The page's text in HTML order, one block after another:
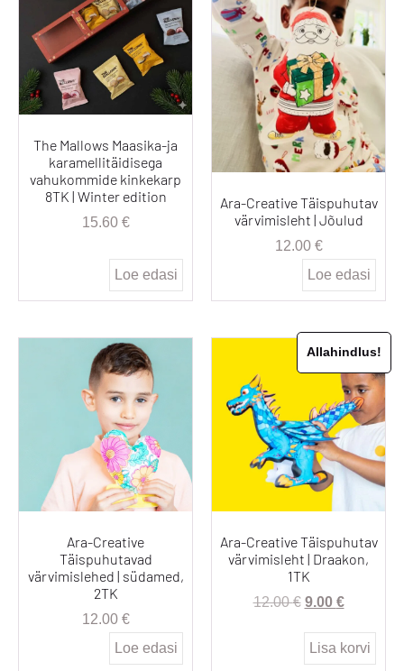
The Mallows Maasika-ja
karamellitäidisega
vahukommide kinkekarp
8TK | Winter edition
15.60 €
Loe edasi
Ara-Creative Täispuhutav
värvimisleht | Jõulud
12.00 €
Loe edasi
Ara-Creative
Täispuhutavad
värvimislehed | südamed,
2TK
12.00 €
Loe edasi
Allahindlus!
Ara-Creative Täispuhutav
värvimisleht | Draakon,
1TK
12.00€ 9.00 €
Lisa korvi